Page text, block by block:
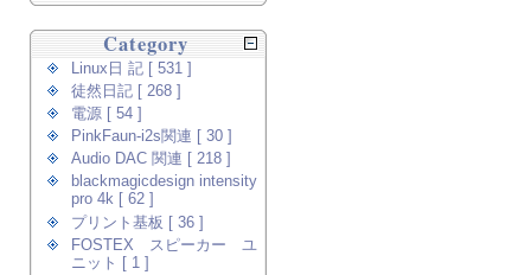
Category
Linux日 記 [ 531 ]
徒然日記 [ 268 ]
電源 [ 54 ]
PinkFaun-i2s関連 [ 30 ]
Audio DAC 関連 [ 218 ]
blackmagicdesign intensity
pro 4k [ 62 ]
プリント基板 [ 36 ]
FOSTEX スピーカー ユ
ニット [ 1 ]